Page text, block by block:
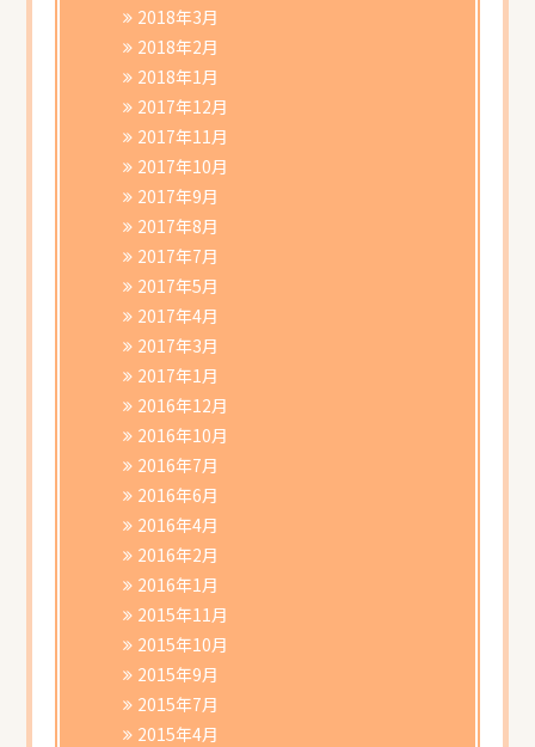
2018年3月
2018年2月
2018年1月
2017年12月
2017年11月
2017年10月
2017年9月
2017年8月
2017年7月
2017年5月
2017年4月
2017年3月
2017年1月
2016年12月
2016年10月
2016年7月
2016年6月
2016年4月
2016年2月
2016年1月
2015年11月
2015年10月
2015年9月
2015年7月
2015年4月